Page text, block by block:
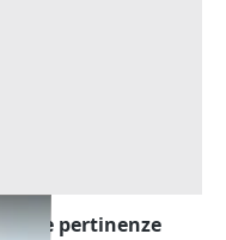
e pertinenze